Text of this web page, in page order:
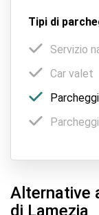
Tipi di
Servizio
Car valet
Alternative
di Lamezia